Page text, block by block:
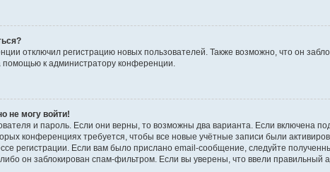
отключил регистрацию новых пользователей. Также возможно, что он
помощью к администратору конференции.
не могу войти!
и пароль. Если они верны, то возможны два варианта. Если включена
конференциях требуется, чтобы все новые учётные записи были
регистрации. Если вам было прислано email-сообщение, следуйте
он заблокирован спам-фильтром. Если вы уверены, что ввели правильный